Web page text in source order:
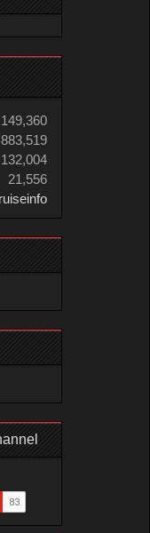
149,360
132,004
21,556